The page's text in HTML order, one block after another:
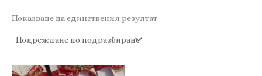
Показване на единствения резултат